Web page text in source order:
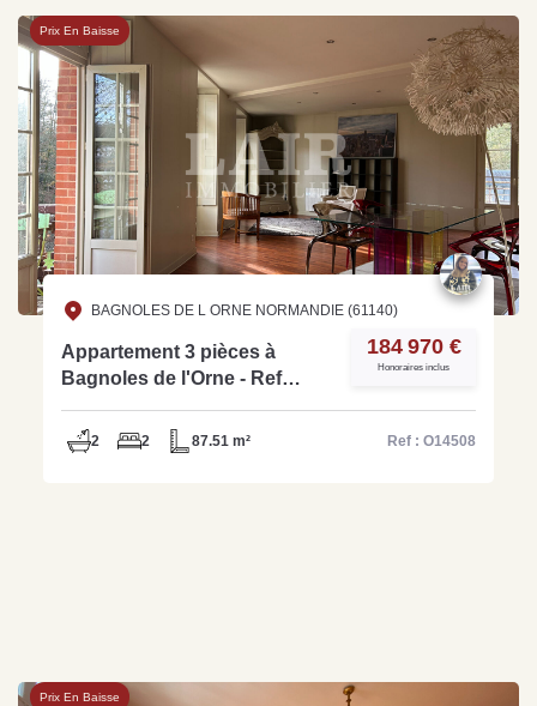
Prix En Baisse
BAGNOLES DE L ORNE NORMANDIE (61140)
Appartement 3 pièces à
Bagnoles de l'Orne - Ref
184 970 €
Honoraires inclus
2 2 87.51 m² Ref : O14508
Prix En Baisse